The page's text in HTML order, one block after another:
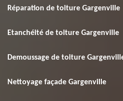
Réparation de toiture Gargenville
Etanchéité de toiture Gargenville
Demoussage de toiture
Nettoyage façade Gargenville